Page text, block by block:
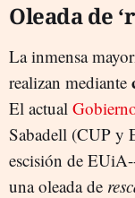
Oleada de
La inmensa
realizan mediante
El actual
Sabadell (CUP y
escisión de
una oleada de